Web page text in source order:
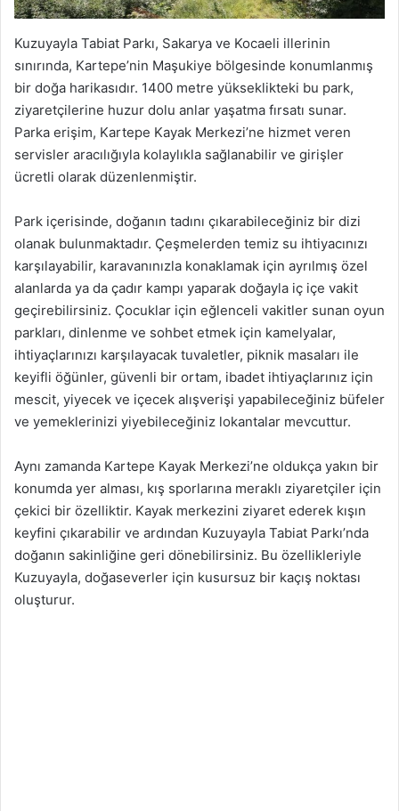
Kuzuyayla Tabiat Parkı, Sakarya ve Kocaeli illerinin
sınırında, Kartepe’nin Maşukiye bölgesinde konumlanmış
bir doğa harikasıdır. 1400 metre yükseklikteki bu park,
ziyaretçilerine huzur dolu anlar yaşatma fırsatı sunar.
Parka erişim, Kartepe Kayak Merkezi’ne hizmet veren
servisler aracılığıyla kolaylıkla sağlanabilir ve girişler
ücretli olarak düzenlenmiştir.
Park içerisinde, doğanın tadını çıkarabileceğiniz bir dizi
olanak bulunmaktadır. Çeşmelerden temiz su ihtiyacınızı
karşılayabilir, karavanınızla konaklamak için ayrılmış özel
alanlarda ya da çadır kampı yaparak doğayla iç içe vakit
geçirebilirsiniz. Çocuklar için eğlenceli vakitler sunan oyun
parkları, dinlenme ve sohbet etmek için kamelyalar,
ihtiyaçlarınızı karşılayacak tuvaletler, piknik masaları ile
keyifli öğünler, güvenli bir ortam, ibadet ihtiyaçlarınız için
mescit, yiyecek ve içecek alışverişi yapabileceğiniz büfeler
ve yemeklerinizi yiyebileceğiniz lokantalar mevcuttur.
Aynı zamanda Kartepe Kayak Merkezi’ne oldukça yakın bir
konumda yer alması, kış sporlarına meraklı ziyaretçiler için
çekici bir özelliktir. Kayak merkezini ziyaret ederek kışın
keyfini çıkarabilir ve ardından Kuzuyayla Tabiat Parkı’nda
doğanın sakinliğine geri dönebilirsiniz. Bu özellikleriyle
Kuzuyayla, doğaseverler için kusursuz bir kaçış noktası
oluşturur.